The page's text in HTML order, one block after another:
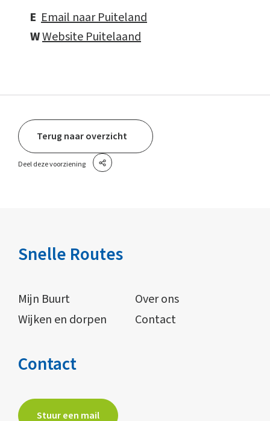
E Email naar Puiteland
WWebsite Puitelaand
Terug naar overzicht
Deel deze voorziening
Snelle Routes
Mijn Buurt
Over ons
Wijken en dorpen
Contact
Contact
Stuur een mail